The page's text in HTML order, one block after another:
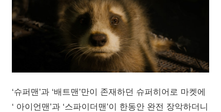
‘슈퍼맨’과 ‘배트맨’만이 존재하던 슈퍼히어로 마켓에
‘ 아이언맨’과 ‘스파이더맨’이 한동안 완전 장악하더니